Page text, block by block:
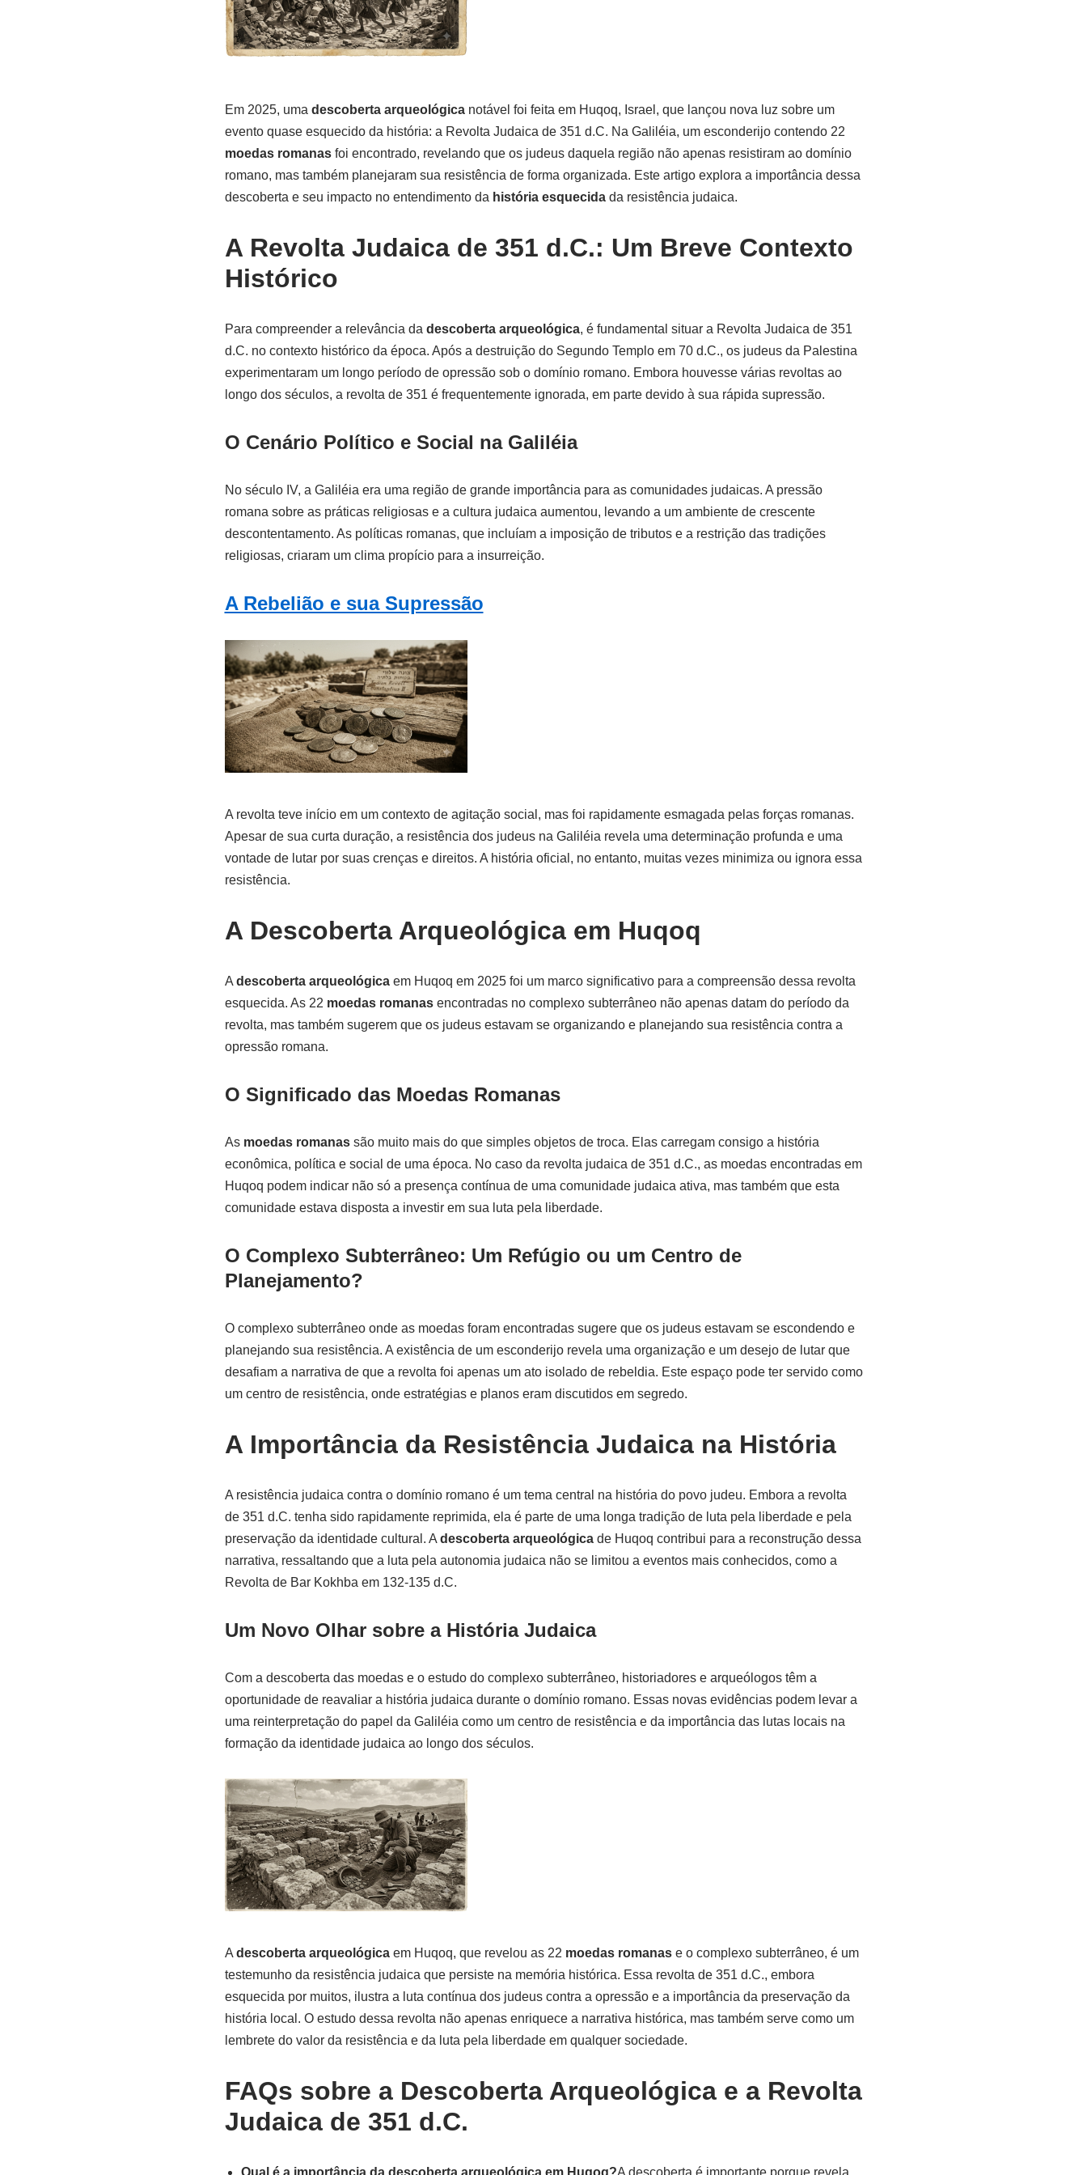
o
o
o
n
p
p
n
s
Em 2025, uma descoberta arqueológicanotável foi feita em Huqoq, Israel, que lançou nova luz sobre um
evento quase esquecido da história: a Revolta Judaica de 351 d.C. Na Galiléia, um esconderijo contendo 22
moedas romanasfoi encontrado, revelando que os judeus daquela região não apenas resistiram ao domínio
romano, mas também planejaram sua resistência de forma organizada. Este artigo explora a importância dessa
descoberta e seu impacto no entendimento da história esquecidada resistência judaica.
A Revolta Judaica de 351 d.C.: Um Breve Contexto
Histórico
Para compreender a relevância da descoberta arqueológica, é fundamental situar a Revolta Judaica de 351
d.C. no contexto histórico da época. Após a destruição do Segundo Templo em 70 d.C., os judeus da Palestina
experimentaram um longo período de opressão sob o domínio romano. Embora houvesse várias revoltas ao
longo dos séculos, a revolta de 351 é frequentemente ignorada, em parte devido à sua rápida supressão.
O Cenário Político e Social na Galiléia
No século IV, a Galiléia era uma região de grande importância para as comunidades judaicas. A pressão
romana sobre as práticas religiosas e a cultura judaica aumentou, levando a um ambiente de crescente
descontentamento. As políticas romanas, que incluíam a imposição de tributos e a restrição das tradições
religiosas, criaram um clima propício para a insurreição.
A Rebelião e sua Supressão
A revolta teve início em um contexto de agitação social, mas foi rapidamente esmagada pelas forças romanas.
Apesar de sua curta duração, a resistência dos judeus na Galiléia revela uma determinação profunda e uma
vontade de lutar por suas crenças e direitos. A história oficial, no entanto, muitas vezes minimiza ou ignora essa
resistência.
A Descoberta Arqueológica em Huqoq
A descoberta arqueológicaem Huqoq em 2025 foi um marco significativo para a compreensão dessa revolta
esquecida. As 22 moedas romanasencontradas no complexo subterrâneo não apenas datam do período da
revolta, mas também sugerem que os judeus estavam se organizando e planejando sua resistência contra a
opressão romana.
O Significado das Moedas Romanas
As moedas romanassão muito mais do que simples objetos de troca. Elas carregam consigo a história
econômica, política e social de uma época. No caso da revolta judaica de 351 d.C., as moedas encontradas em
Huqoq podem indicar não só a presença contínua de uma comunidade judaica ativa, mas também que esta
comunidade estava disposta a investir em sua luta pela liberdade.
O Complexo Subterrâneo: Um Refúgio ou um Centro de
Planejamento?
O complexo subterrâneo onde as moedas foram encontradas sugere que os judeus estavam se escondendo e
planejando sua resistência. A existência de um esconderijo revela uma organização e um desejo de lutar que
desafiam a narrativa de que a revolta foi apenas um ato isolado de rebeldia. Este espaço pode ter servido como
um centro de resistência, onde estratégias e planos eram discutidos em segredo.
A Importância da Resistência Judaica na História
A resistência judaica contra o domínio romano é um tema central na história do povo judeu. Embora a revolta
de 351 d.C. tenha sido rapidamente reprimida, ela é parte de uma longa tradição de luta pela liberdade e pela
preservação da identidade cultural. A descoberta arqueológicade Huqoq contribui para a reconstrução dessa
narrativa, ressaltando que a luta pela autonomia judaica não se limitou a eventos mais conhecidos, como a
Revolta de Bar Kokhba em 132-135 d.C.
Um Novo Olhar sobre a História Judaica
Com a descoberta das moedas e o estudo do complexo subterrâneo, historiadores e arqueólogos têm a
oportunidade de reavaliar a história judaica durante o domínio romano. Essas novas evidências podem levar a
uma reinterpretação do papel da Galiléia como um centro de resistência e da importância das lutas locais na
formação da identidade judaica ao longo dos séculos.
A descoberta arqueológicaem Huqoq, que revelou as 22 moedas romanase o complexo subterrâneo, é um
testemunho da resistência judaica que persiste na memória histórica. Essa revolta de 351 d.C., embora
esquecida por muitos, ilustra a luta contínua dos judeus contra a opressão e a importância da preservação da
história local. O estudo dessa revolta não apenas enriquece a narrativa histórica, mas também serve como um
lembrete do valor da resistência e da luta pela liberdade em qualquer sociedade.
FAQs sobre a Descoberta Arqueológica e a Revolta
Judaica de 351 d.C.
Qual é a importância da descoberta arqueológica em Huqoq?A descoberta é importante porque revela